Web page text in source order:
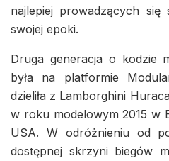
najlepiej prowadzących się
swojej epoki.
Druga generacja o kodzie
była na platformie
dzieliła z Lamborghini
w roku modelowym 2015 w
USA. W odróżnieniu od
dostępnej skrzyni biegów